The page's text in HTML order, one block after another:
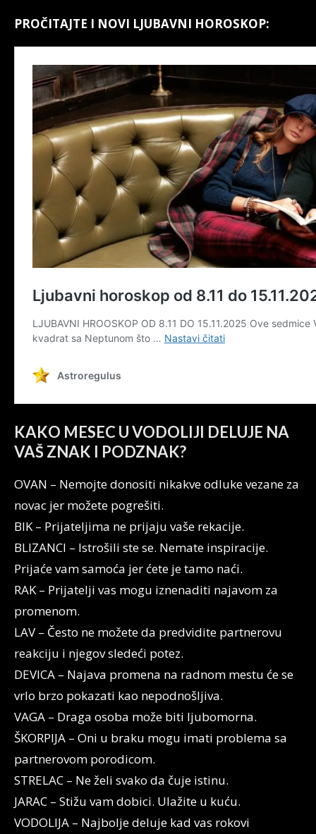
PROČITAJTE I NOVI LJUBAVNI HOROSKOP:
KAKO MESEC U VODOLIJI DELUJE NA
VAŠ ZNAK I PODZNAK?
OVAN – Nemojte donositi nikakve odluke vezane za
novac jer možete pogrešiti.
BIK – Prijateljima ne prijaju vaše rekacije.
BLIZANCI – Istrošili ste se. Nemate inspiracije.
Prijaće vam samoća jer ćete je tamo naći.
RAK – Prijatelji vas mogu iznenaditi najavom za
promenom.
LAV – Često ne možete da predvidite partnerovu
reakciju i njegov sledeći potez.
DEVICA – Najava promena na radnom mestu će se
vrlo brzo pokazati kao nepodnošljiva.
VAGA – Draga osoba može biti ljubomorna.
ŠKORPIJA – Oni u braku mogu imati problema sa
partnerovom porodicom.
STRELAC – Ne želi svako da čuje istinu.
JARAC – Stižu vam dobici. Ulažite u kuću.
VODOLIJA – Najbolje deluje kad vas rokovi